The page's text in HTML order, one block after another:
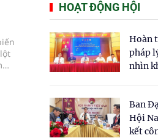
HOẠT ĐỘNG HỘI
Hoàn
pháp
nhìn
cho
Ban
Hội
kết